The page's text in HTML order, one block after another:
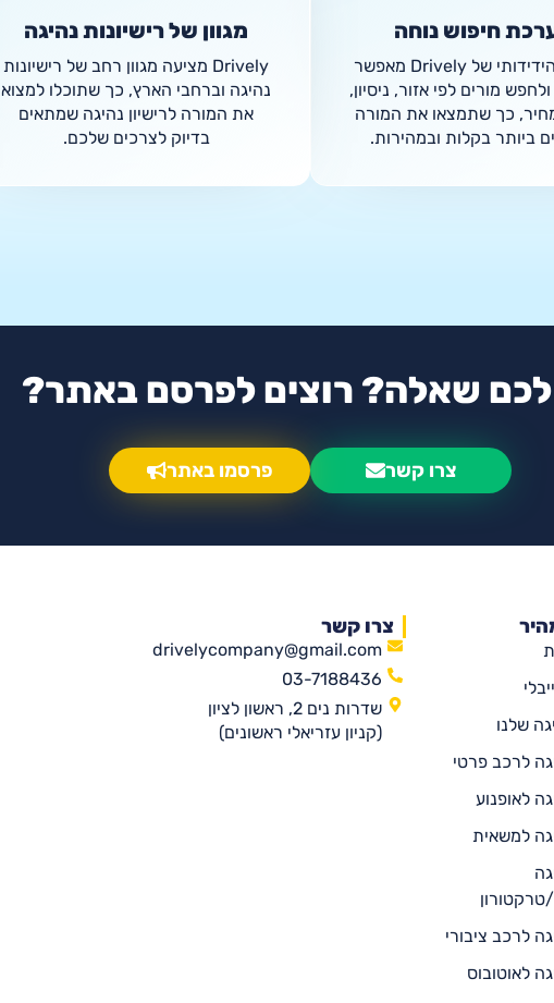
חיפוש נוחה
הממשק הידידותי של Drively מאפשר
מורים לפי אזור, ניסיון,
כך שתמצאו את המורה
ביותר בקלות ובמהירות.
מגוון של רישיונות נהיגה
Drively מציעה מגוון רחב של רישיונות
נהיגה וברחבי הארץ, כך שתוכלו למצוא
את המורה לרישיון נהיגה שמתאים
בדיוק לצרכים שלכם.
שאלה? רוצים לפרסם באתר?
צרו קשר פרסמו באתר
שלנו
לרכב פרטי
לאופנוע
למשאית
לרכב ציבורי
לאוטובוס
צרו קשר
drivelycompany@gmail.com
03-7188436
שדרות נים 2, ראשון לציון
(קניון עזריאלי ראשונים)